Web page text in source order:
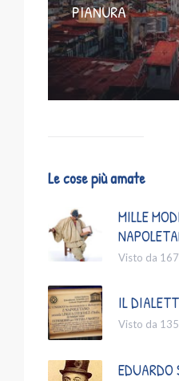
PIANURA
Le cose più amate
MILLE
Visto da
IL
Visto da
EDUARDO